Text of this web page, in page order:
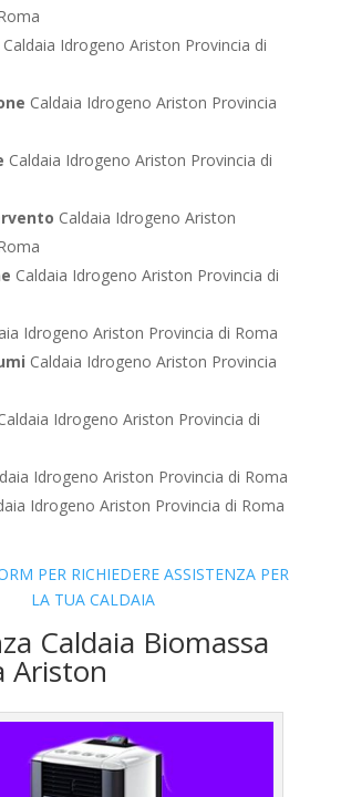
Caldaia Idrogeno Ariston Provincia di
Caldaia Idrogeno Ariston Provincia
Caldaia Idrogeno Ariston Provincia di
Caldaia Idrogeno Ariston
Caldaia Idrogeno Ariston Provincia di
Idrogeno Ariston Provincia di Roma
Caldaia Idrogeno Ariston Provincia
Idrogeno Ariston Provincia di
Idrogeno Ariston Provincia di Roma
Idrogeno Ariston Provincia di Roma
PER RICHIEDERE ASSISTENZA PER
LA TUA CALDAIA
Caldaia Biomassa
Ariston